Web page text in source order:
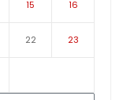
15 16
22 23